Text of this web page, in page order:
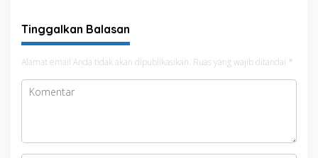
Tinggalkan Balasan
Alamat email Anda tidak akan dipublikasikan. Ruas yang wajib ditandai *